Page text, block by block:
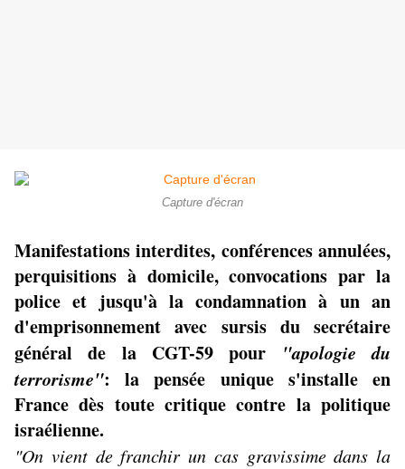
Capture d'écran
Manifestations interdites, conférences annulées,
perquisitions à domicile, convocations par la
police et jusqu'à la condamnation à un an
d'emprisonnement avec sursis du secrétaire
général de la CGT-59 pour
"apologie du
terrorisme": la pensée unique s'installe en
France dès toute critique contre la politique
israélienne.
"On vient de franchir un cas gravissime dans la